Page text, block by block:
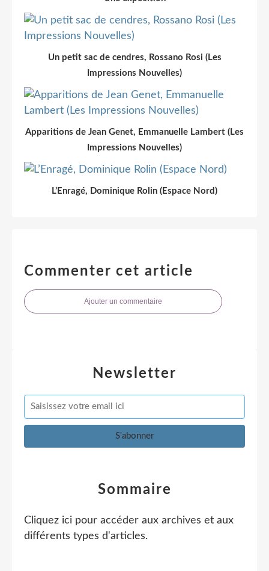
Un petit sac de cendres, Rossano Rosi (Les
Impressions Nouvelles)
Apparitions de Jean Genet, Emmanuelle Lambert (Les
Impressions Nouvelles)
L’Enragé, Dominique Rolin (Espace Nord)
Commenter cet article
Ajouter un commentaire
Newsletter
Sommaire
Cliquez ici pour accéder aux archives et aux
différents types d'articles.